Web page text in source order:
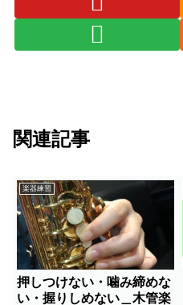
関連記事
楽器練習
押しつけない・噛み締めな
い・握りしめない＿木管楽